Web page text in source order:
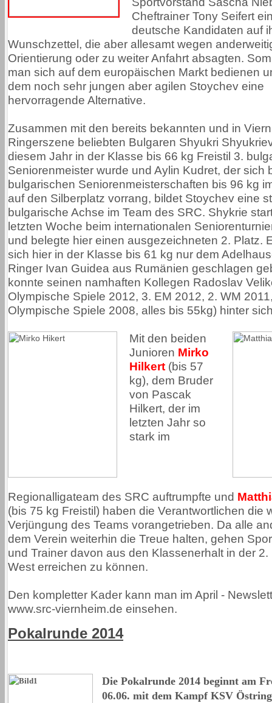
Cheftrainer Tony Seifert
deutsche Kandidaten auf
Wunschzettel, die aber allesamt wegen
Orientierung oder zu weiter Anfahrt absagten.
man sich auf dem europäischen Markt bedienen
dem noch sehr jungen aber agilen Stoychev eine
hervorragende Alternative.
Zusammen mit den bereits bekannten und in
Ringerszene beliebten Bulgaren Shyukri
diesem Jahr in der Klasse bis 66 kg Freistil 3.
Seniorenmeister wurde und Aylin Kudret, der sich
bulgarischen Seniorenmeisterschaften bis 96 kg
auf den Silberplatz vorrang, bildet Stoychev eine
bulgarische Achse im Team des SRC. Shykrie
letzten Woche beim internationalen
und belegte hier einen ausgezeichneten 2. Platz.
sich hier in der Klasse bis 61 kg nur dem
Ringer Ivan Guidea aus Rumänien geschlagen
konnte seinen namhaften Kollegen Radoslav
Olympische Spiele 2012, 3. EM 2012, 2. WM
Olympische Spiele 2008, alles bis 55kg) hinter
Mit den beiden
Junioren Mirko
Hilkert (bis 57
kg), dem Bruder
von Pascak
Hilkert, der im
letzten Jahr so
stark im
Regionalligateam des SRC auftrumpfte und
(bis 75 kg Freistil) haben die Verantwortlichen die
Verjüngung des Teams vorangetrieben. Da alle
dem Verein weiterhin die Treue halten, gehen
und Trainer davon aus den Klassenerhalt in der
West erreichen zu können.
Den kompletter Kader kann man im April -
www.src-viernheim.de einsehen.
Pokalrunde 2014
Die Pokalrunde 2014 beginnt am
06.06. mit dem Kampf KSV